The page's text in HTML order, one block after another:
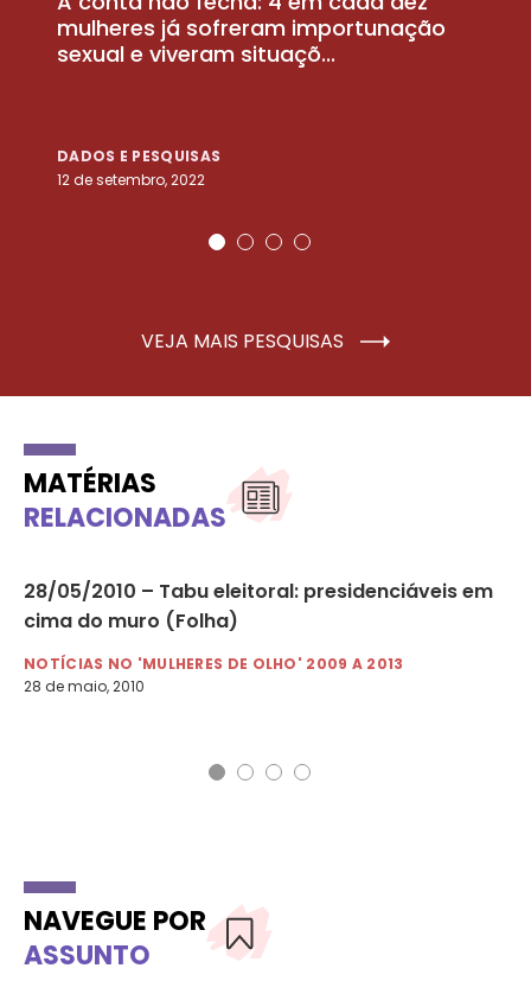
mulheres já sofreram importunação
sexual e viveram situaçõ...
DADOS E PESQUISAS
12 de setembro, 2022
VEJA MAIS PESQUISAS
MATÉRIAS
RELACIONADAS
28/05/2010 – Tabu eleitoral: presidenciáveis em
cima do muro (Folha)
NOTÍCIAS NO 'MULHERES DE OLHO' 2009 A 2013
28 de maio, 2010
NAVEGUE POR
ASSUNTO